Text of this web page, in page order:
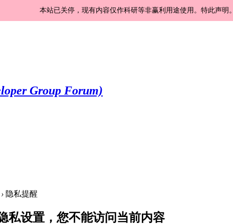
本站已关停，现有内容仅作科研等非赢利用途使用。特此声明。
› 隐私提醒
私设置，您不能访问当前内容